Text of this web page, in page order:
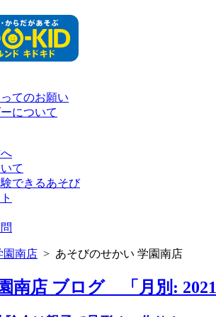
てのお願い
について
て
できるあそび
園南店 > あそびのせかい 学園南店
南店 ブログ 「月別: 2021